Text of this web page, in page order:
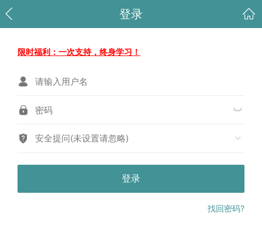
登录
限时福利：一次支持，终身学习！
安全提问(未设置请忽略)
登录
找回密码?